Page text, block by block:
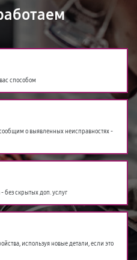
способом
о выявленных неисправностях -
скрытых доп. услуг
используя новые детали, если это